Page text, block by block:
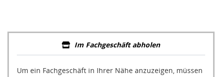
Im Fachgeschäft abholen
Sie Google Maps aktivieren.